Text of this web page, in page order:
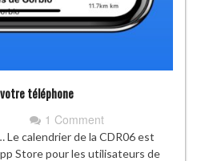
téléphone
1 Comment
Le calendrier de la CDR06 est
Store pour les utilisateurs de